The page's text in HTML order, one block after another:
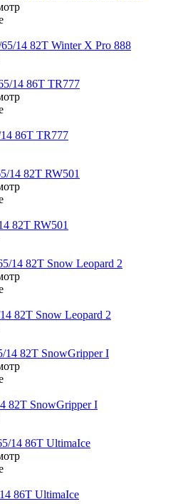
14 82T Winter X Pro 888
86T TR777
82T RW501
82T Snow Leopard 2
82T SnowGripper I
86T UltimaIce